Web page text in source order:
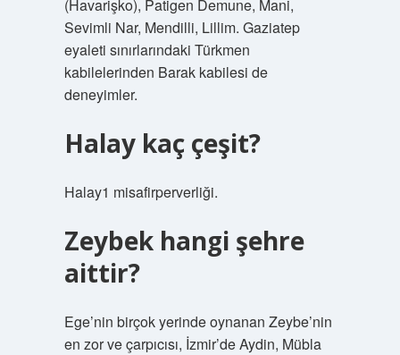
(Havarişko), Patigen Demune, Mani,
Sevimli Nar, Mendilli, Lillim. Gaziatep
eyaleti sınırlarındaki Türkmen
kabilelerinden Barak kabilesi de
deneyimler.
Halay kaç çeşit?
Halay1 misafirperverliği.
Zeybek hangi şehre
aittir?
Ege’nin birçok yerinde oynanan Zeybe’nin
en zor ve çarpıcısı, İzmir’de Aydin, Mübla